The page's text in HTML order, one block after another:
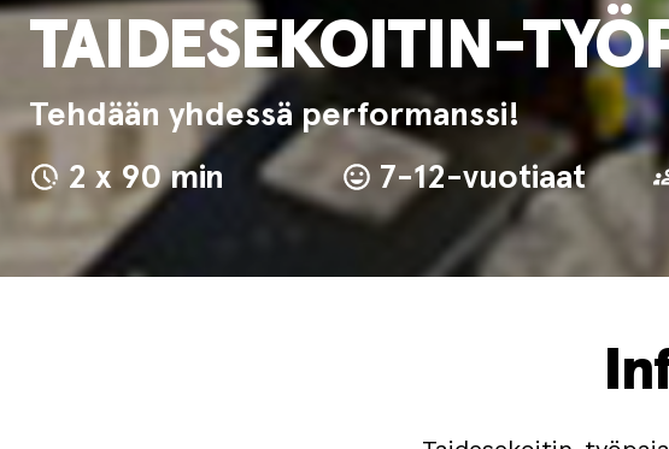
TAIDESEKOITIN-
Tehdään yhdessä performanssi!
2 x 90 min
7-12-vuotiaat